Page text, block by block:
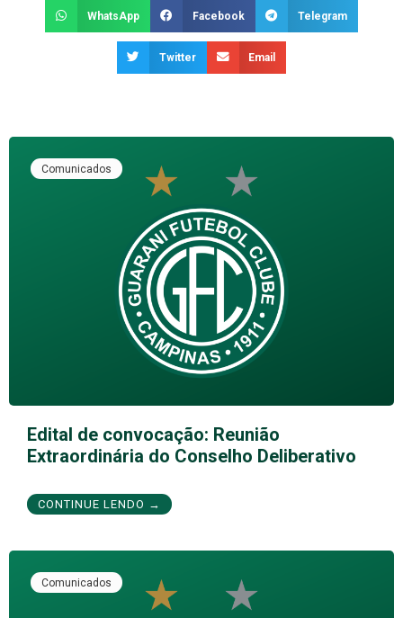
WhatsApp Facebook Telegram
Twitter Email
Comunicados
Edital de convocação: Reunião
Extraordinária do Conselho Deliberativo
CONTINUE LENDO →
Comunicados